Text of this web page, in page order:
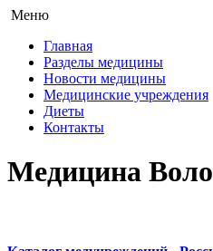
Меню
Главная
Разделы медицины
Новости медицины
Медицинские учреждения
Диеты
Контакты
Медицина